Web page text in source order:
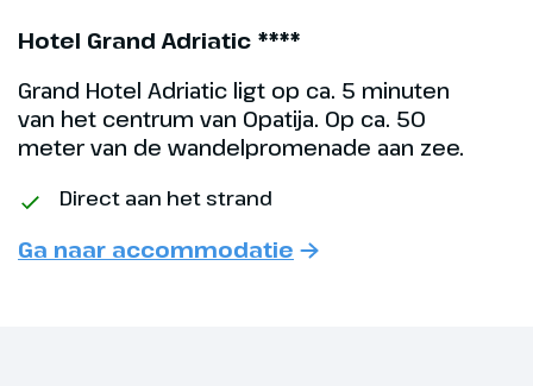
onder meer de ruïnes van een
archeologisch museum en het
safaripark.
Hoogtepunt
Hotel Grand Adriatic ****
Grand Hotel Adriatic ligt op ca. 5 minuten
van het centrum van Opatija. Op ca. 50
meter van de wandelpromenade aan zee.
Direct aan het strand
Ga naar accommodatie